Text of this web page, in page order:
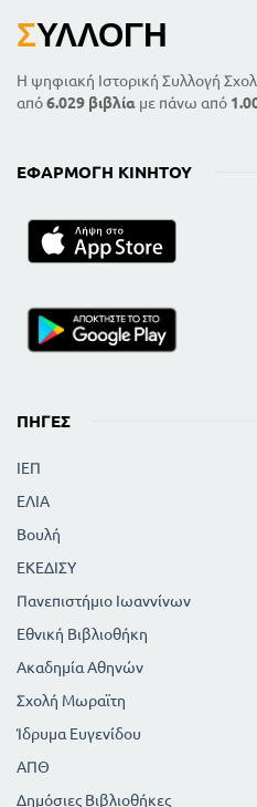
ΣΥΛΛΟΓΉ
Η ψηφιακή Ιστορική Συλλογή
από6.029 βιβλία με πάνω από
ΕΦΑΡΜΟΓΉ ΚΙΝΗΤΟΎ
ΠΗΓΈΣ
ΙΕΠ
ΕΛΙΑ
Βουλή
ΕΚΕΔΙΣΥ
Πανεπιστήμιο Ιωαννίνων
Εθνική Βιβλιοθήκη
Ακαδημία Αθηνών
Σχολή Μωραϊτη
Ίδρυμα Ευγενίδου
ΑΠΘ
Δημόσιες Βιβλιοθήκες